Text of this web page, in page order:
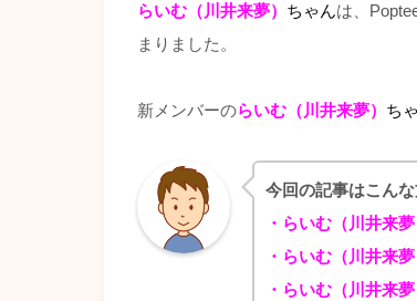
らいむ（川井来夢） ちゃんは、
まりました。
新メンバーのらいむ（川井来夢） ち
今回の記事はこん
・らいむ（川井来
・らいむ（川井来
・らいむ（川井来